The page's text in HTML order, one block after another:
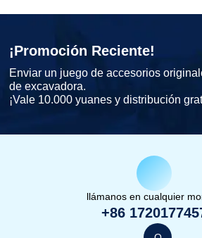
¡Promoción Reciente!
Enviar un juego de accesorios
de excavadora.
¡Vale 10.000 yuanes y distribución
llámanos en cualquier
+86